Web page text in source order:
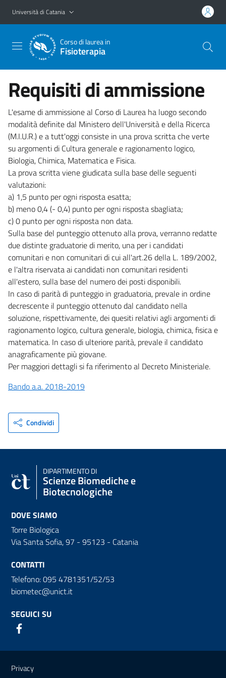
Vai al contenuto principale
Vai al menu di navigazione
Università di Catania
Corso di laurea in
Fisioterapia
Requisiti di ammissione
L'esame di ammissione al Corso di Laurea ha luogo secondo
modalità definite dal Ministero dell'Università e della Ricerca
(M.I.U.R.) e a tutt'oggi consiste in una prova scritta che verte
su argomenti di Cultura generale e ragionamento logico,
Biologia, Chimica, Matematica e Fisica.
La prova scritta viene giudicata sulla base delle seguenti
valutazioni:
a) 1,5 punto per ogni risposta esatta;
b) meno 0,4 (- 0,4) punto per ogni risposta sbagliata;
c) 0 punto per ogni risposta non data.
Sulla base del punteggio ottenuto alla prova, verranno redatte
due distinte graduatorie di merito, una per i candidati
comunitari e non comunitari di cui all'art.26 della L. 189/2002,
e l'altra riservata ai candidati non comunitari residenti
all'estero, sulla base del numero dei posti disponibili.
In caso di parità di punteggio in graduatoria, prevale in ordine
decrescente il punteggio ottenuto dal candidato nella
soluzione, rispettivamente, dei quesiti relativi agli argomenti di
ragionamento logico, cultura generale, biologia, chimica, fisica e
matematica. In caso di ulteriore parità, prevale il candidato
anagraficamente più giovane.
Per maggiori dettagli si fa riferimento al Decreto Ministeriale.
Bando a.a. 2018-2019
Condividi
DIPARTIMENTO DI
Scienze Biomediche e
Biotecnologiche
DOVE SIAMO
Torre Biologica
Via Santa Sofia, 97 - 95123 - Catania
CONTATTI
Telefono: 095 4781351/52/53
biometec@unict.it
SEGUICI SU
Link e informazioni utili
Privacy